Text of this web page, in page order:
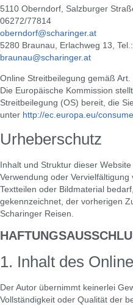
5110 Oberndorf, Salzburger
06272/77814
oberndorf@scharinger.at
5280 Braunau, Erlachweg 13,
braunau@scharinger.at
Online Streitbeilegung gemäß Art.
Die Europäische Kommission
Streitbeilegung (OS) bereit, die Sie
unter http://ec.europa.eu/
Urheberschutz
Inhalt und Struktur dieser
Verwendung oder Vervielfältigung
Textteilen oder Bildmaterial
gekennzeichnet, der vorherigen
Scharinger Reisen.
1. Inhalt des
Der Autor übernimmt keinerlei
Vollständigkeit oder Qualität der